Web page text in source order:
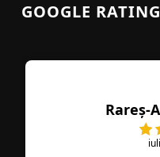
GOOGLE
Rareș-